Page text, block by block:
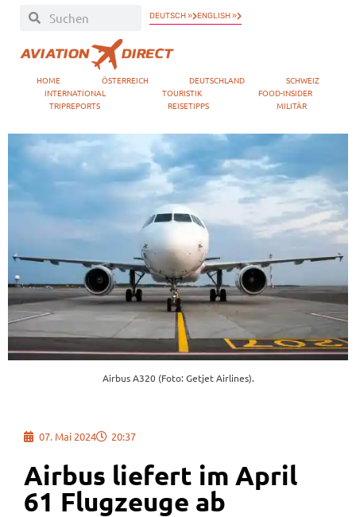
DEUTSCH » ENGLISH »
HOME ÖSTERREICH DEUTSCHLAND
SCHWEIZ
INTERNATIONAL
TOURISTIK
FOOD-INSIDER
TRIPREPORTS
REISETIPPS MILITÄR
Airbus A320 (Foto: Getjet Airlines).
07. Mai 2024 20:37
Airbus liefert im April
61 Flugzeuge ab